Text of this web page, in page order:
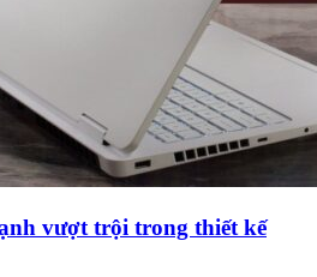
vượt trội trong thiết kế